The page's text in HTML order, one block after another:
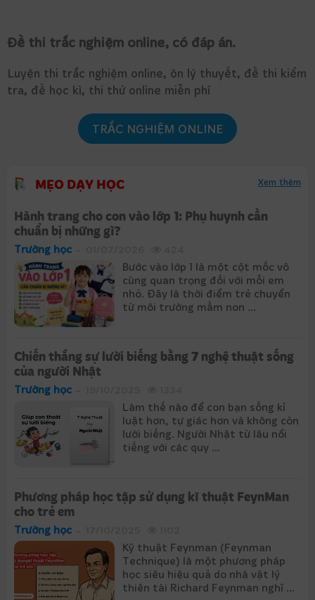
Đề thi trắc nghiệm online, có đáp án.
Luyện thi trắc nghiệm online, ôn lý thuyết, đề thi kiểm
tra, đề học kì, thi thử online miễn phí
TRẮC NGHIỆM ONLINE
MẸO DẠY HỌC Xem thêm
Hành trang cho con vào lớp 1: Phụ huynh cần
chuẩn bị những gì?
Trường học
Bước vào lớp 1 là một cột mốc vô
cùng quan trọng đối với mỗi em
nhỏ. Đây là thời điểm trẻ chuyển
từ môi trường mầm non ...
Chiến thắng sự lười biếng bằng 7 nghệ thuật sống
của người Nhật
Trường học
Làm thế nào để con bạn sống kỉ
luật hơn, tự giác hơn và không còn
lười biếng. Người Nhật từ lâu nổi
tiếng với các quy ...
Phương pháp học tập sử dụng kĩ thuật FeynMan
cho trẻ em
Trường học
Kỹ thuật Feynman (Feynman
Technique) là một phương pháp
học siêu hiệu quả do nhà vật lý
thiên tài Richard Feynman nghĩ ...